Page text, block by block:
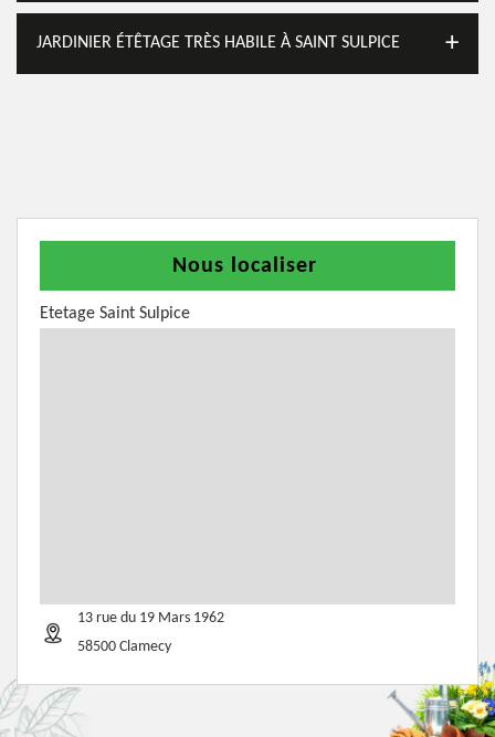
JARDINIER ÉTÊTAGE TRÈS HABILE À SAINT SULPICE
Nous localiser
Etetage Saint Sulpice
13 rue du 19 Mars 1962
58500 Clamecy